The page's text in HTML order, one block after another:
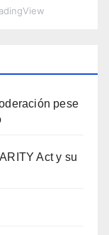
pese
Act y su